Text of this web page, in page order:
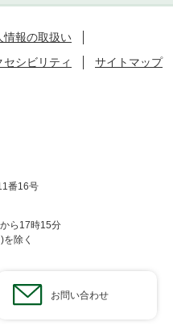
情報の取扱い
セシビリティ サイトマップ
番16号
ら17時15分
除く
お問い合わせ